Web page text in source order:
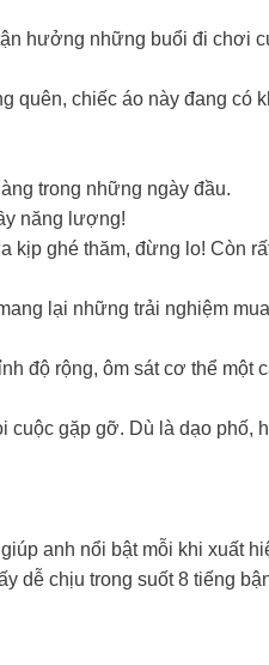
hưởng những buổi đi chơi
quên, chiếc áo này đang có
trong những ngày đầu.
năng lượng!
ghé thăm, đừng lo! Còn
lại những trải nghiệm
độ rộng, ôm sát cơ thể một
gặp gỡ. Dù là dạo phố,
anh nổi bật mỗi khi xuất
dễ chịu trong suốt 8 tiếng